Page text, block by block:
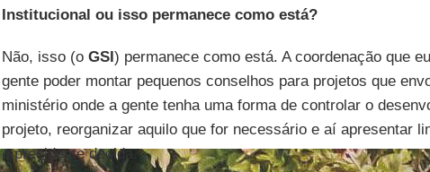
Institucional ou isso permanece como está?
Não, isso (o GSI) permanece como está. A coordenação que
gente poder montar pequenos conselhos para projetos que
ministério onde a gente tenha uma forma de controlar o
projeto, reorganizar aquilo que for necessário e aí apresentar
o presidente decida.